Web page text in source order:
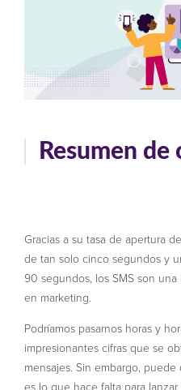
Resumen
Gracias a su tasa de apertura
de tan solo cinco segundos y
90 segundos, los SMS son
en marketing.
Podríamos pasarnos horas y
impresionantes cifras que se
mensajes. Sin embargo,
es lo que hace falta para